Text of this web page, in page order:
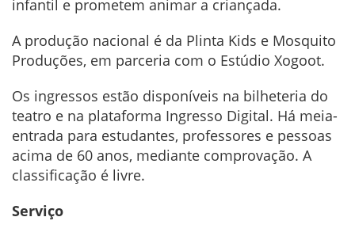
infantil e prometem animar a criançada.
A produção nacional é da Plinta Kids e Mosquito
Produções, em parceria com o Estúdio Xogoot.
Os ingressos estão disponíveis na bilheteria do
teatro e na plataforma Ingresso Digital. Há meia-
entrada para estudantes, professores e pessoas
acima de 60 anos, mediante comprovação. A
classificação é livre.
Serviço